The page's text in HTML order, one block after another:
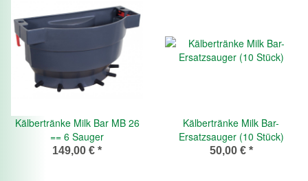
Kälbertränke Milk Bar MB 26
== 6 Sauger
149,00 € *
Kälbertränke Milk Bar-
Ersatzsauger (10 Stück)
50,00 € *